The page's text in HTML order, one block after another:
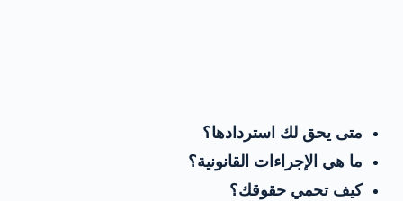
متى يحق لك استردادها؟
ما هي الإجراءات القانونية؟
كيف تحمي حقوقك؟